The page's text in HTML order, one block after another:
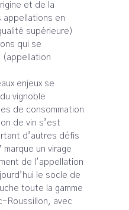
et de la
appellations en
supérieure)
qui se
(appellation
enjeux se
vignoble
de consommation
de vin s’est
d’autres défis
marque un virage
de l’appellation
le socle de
toute la gamme
Roussillon, avec